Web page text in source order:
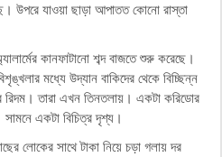
উপরে যাওয়া ছাড়া আপাতত কোনো রাস্তা
কানফাটানো শব্দ বাজতে শুরু করেছে।
মধ্যে উদ্যান বাকিদের থেকে বিচ্ছিন্ন
তারা এখন তিনতলায়। একটা করিডোর
একটা বিচিত্র দৃশ্য।
লোকের সাথে টাকা নিয়ে চড়া গলায় দর